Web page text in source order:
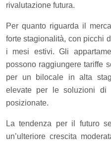
rivalutazione futura.
Per quanto riguarda il
forte stagionalità, con picchi
i mesi estivi. Gli
possono raggiungere tariffe
per un bilocale in alta
elevate per le soluzioni di
posizionate.
La tendenza per il futuro
un’ulteriore crescita